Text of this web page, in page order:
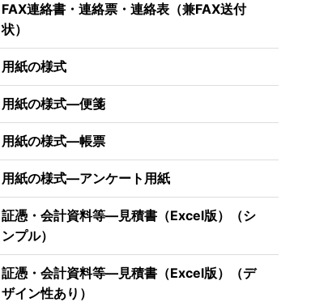
FAX連絡書・連絡票・連絡表（兼FAX送付
状）
用紙の様式
用紙の様式―便箋
用紙の様式―帳票
用紙の様式―アンケート用紙
証憑・会計資料等―見積書（Excel版）（シ
ンプル）
証憑・会計資料等―見積書（Excel版）（デ
ザイン性あり）